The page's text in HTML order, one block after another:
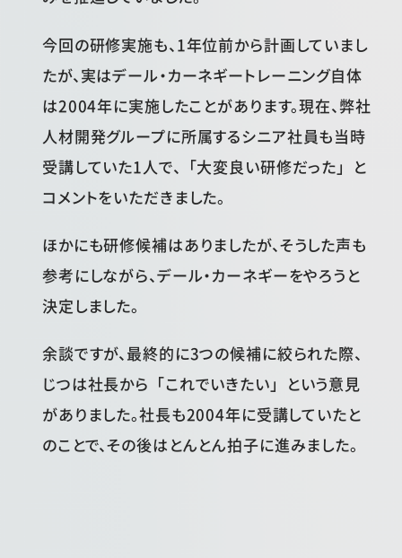
今回の研修実施も、1年位前から計画していまし
たが、実はデール・カーネギートレーニング自体
は2004年に実施したことがあります。現在、弊社
人材開発グループに所属するシニア社員も当時
受講していた1人で、「大変良い研修だった」と
コメントをいただきました。
ほかにも研修候補はありましたが、そうした声も
参考にしながら、デール・カーネギーをやろうと
決定しました。
余談ですが、最終的に3つの候補に絞られた際、
じつは社長から「これでいきたい」という意見
がありました。社長も2004年に受講していたと
のことで、その後はとんとん拍子に進みました。